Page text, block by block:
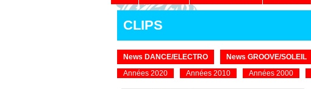
CLIPS
News DANCE/ELECTRO News GROOVE/SOLEIL
Années 2020
Années 2010 Années 2000